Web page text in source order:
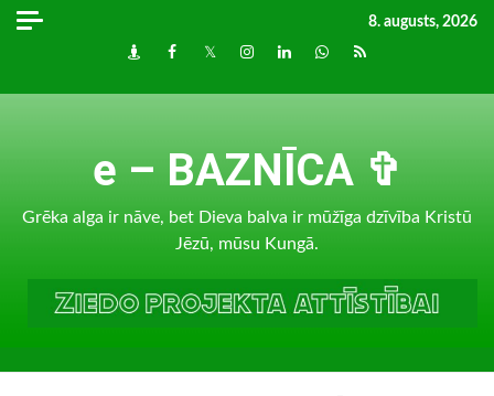
Skip
8. augusts, 2026
DraugiemFacebook
TwitterInstagram
LinkedInwhatsapp
RSS
e – BAZNĪCA ✞
Grēka alga ir nāve, bet Dieva balva ir mūžīga dzīvība Kristū
Jēzū, mūsu Kungā.